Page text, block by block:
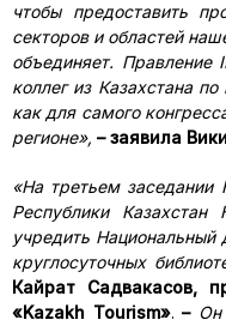
чтобы предоставить
секторов и областей
объединяет. Правление
коллег из Казахстана
как для самого
регионе», – заявила
«На третьем заседании
Республики
учредить Национальный
круглосуточных
Кайрат Садвакасов,
«Kazakh Tourism». – Он